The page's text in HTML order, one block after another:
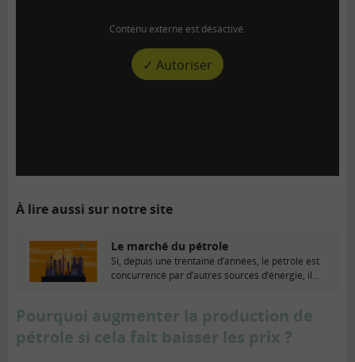
Contenu externe est désactivé.
✓ Autoriser
À lire aussi sur notre site
Le marché du pétrole
Si, depuis une trentaine d’années, le pétrole est
concurrencé par d’autres sources d’énergie, il
Pourquoi augmenter la production de
pétrole si cela fait baisser les prix ?